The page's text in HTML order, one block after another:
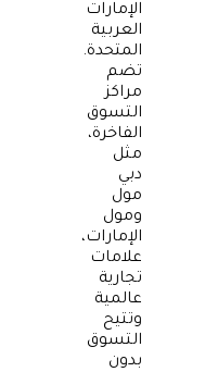
الإمارات
العربية
المتحدة.
تضم
مراكز
التسوق
الفاخرة،
مثل
دبي
مول
ومول
الإمارات،
علامات
تجارية
عالمية
وتتيح
التسوق
بدون